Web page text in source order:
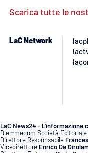
Scarica tutte le
LaC Network
LaC News24 - L’informazione
Diemmecom Società
Direttore Responsabile
Vicedirettore Enrico De